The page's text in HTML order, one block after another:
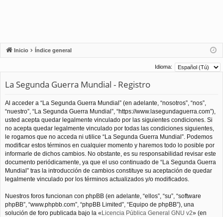
Inicio Índice general
Idioma:
La Segunda Guerra Mundial - Registro
Al acceder a “La Segunda Guerra Mundial” (en adelante, “nosotros”, “nos”,
“nuestro”, “La Segunda Guerra Mundial”, “https://www.lasegundaguerra.com”),
usted acepta quedar legalmente vinculado por las siguientes condiciones. Si
no acepta quedar legalmente vinculado por todas las condiciones siguientes,
le rogamos que no acceda ni utilice “La Segunda Guerra Mundial”. Podemos
modificar estos términos en cualquier momento y haremos todo lo posible por
informarle de dichos cambios. No obstante, es su responsabilidad revisar este
documento periódicamente, ya que el uso continuado de “La Segunda Guerra
Mundial” tras la introducción de cambios constituye su aceptación de quedar
legalmente vinculado por los términos actualizados y/o modificados.
Nuestros foros funcionan con phpBB (en adelante, “ellos”, “su”, “software
phpBB”, “www.phpbb.com”, “phpBB Limited”, “Equipo de phpBB”), una
solución de foro publicada bajo la «Licencia Pública General GNU v2» (en